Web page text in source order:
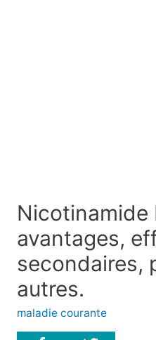
Nicotinamide
avantages,
secondaires,
autres.
maladie courante